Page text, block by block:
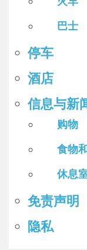
巴士
停车
酒店
信息与新
购物
食物
休息
免责声明
隐私